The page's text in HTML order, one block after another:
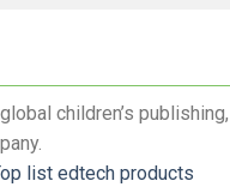
children’s
list edtech products